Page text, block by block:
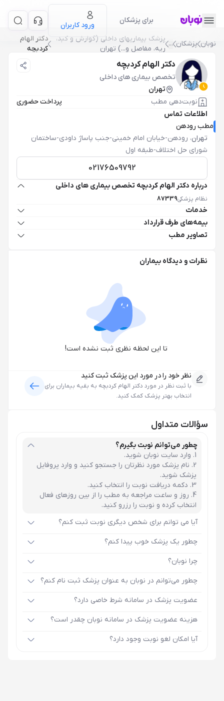
برای پزشکان
ورود کاربران
نوبان پزشکان ...
پزشک بيماريهاي داخلي (گوارش و کبد،
ريه، مفاصل و...) تهران
دکتر الهام
کردبچه
دکتر الهام کردبچه
تخصص بیماری های داخلی
تهران
نوبت‌دهی مطب
پرداخت حضوری
اطلاعات تماس
مطب رودهن
تهران، رودهن-خیابان امام خمینی-جنب پاساژ داودی-ساختمان
شورای حل اختلاف-طبقه اول
02176509792
درباره دکتر الهام کردبچه تخصص بیماری های داخلی
نظام پزشکی87339
خدمات
بیمه‌های طرف قرارداد
تصاویر مطب
نظرات و دیدگاه بیماران
تا این لحظه نظری ثبت نشده است!
نظر خود را در مورد این پزشک ثبت کنید
با ثبت نظر در مورد دکتر الهام کردبچه به بقیه بیماران برای
انتخاب بهتر پزشک کمک کنید.
سؤالات متداول
چطور می‌توانم نوبت بگیرم؟
وارد سایت نوبان شوید.
نام پزشک مورد نظرتان را جستجو کنید و وارد پروفایل
پزشک شوید.
دکمه دریافت نوبت را انتخاب کنید.
روز و ساعت مراجعه به مطب را از بین روزهای فعال
انتخاب کرده و نوبت را رزرو کنید.
آیا می توانم برای شخص دیگری نوبت ثبت کنم؟
چطور یک پزشک خوب پیدا کنم؟
چرا نوبان؟
چطور می‌توانم در نوبان به عنوان پزشک ثبت نام کنم؟
عضویت پزشک در سامانه شرط خاصی دارد؟
هزینه عضویت پزشک در سامانه نوبان چقدر است؟
آیا امکان لغو نوبت وجود دارد؟